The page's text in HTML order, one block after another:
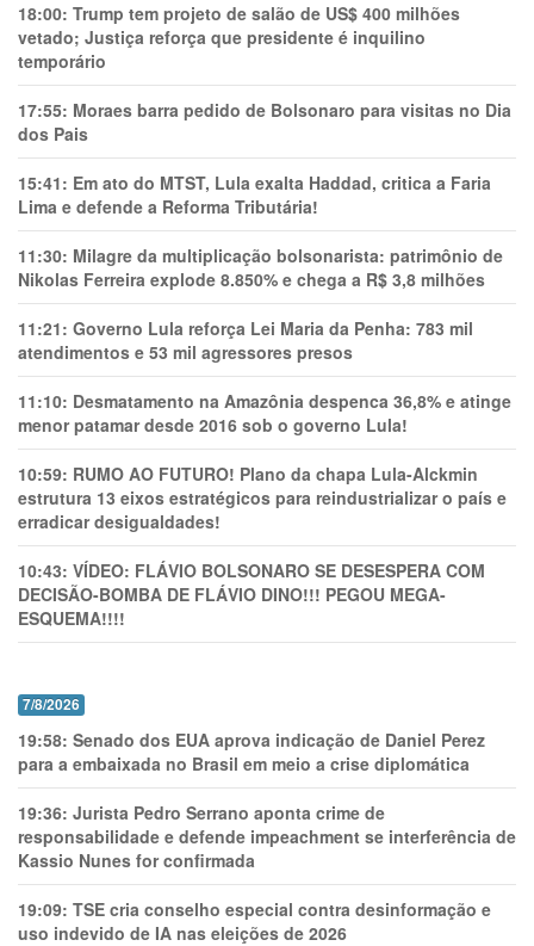
18:00: Trump tem projeto de salão de US$ 400 milhões
vetado; Justiça reforça que presidente é inquilino
temporário
17:55: Moraes barra pedido de Bolsonaro para visitas no Dia
dos Pais
15:41: Em ato do MTST, Lula exalta Haddad, critica a Faria
Lima e defende a Reforma Tributária!
11:30: Milagre da multiplicação bolsonarista: patrimônio de
Nikolas Ferreira explode 8.850% e chega a R$ 3,8 milhões
11:21: Governo Lula reforça Lei Maria da Penha: 783 mil
atendimentos e 53 mil agressores presos
11:10: Desmatamento na Amazônia despenca 36,8% e atinge
menor patamar desde 2016 sob o governo Lula!
10:59: RUMO AO FUTURO! Plano da chapa Lula-Alckmin
estrutura 13 eixos estratégicos para reindustrializar o país e
erradicar desigualdades!
10:43: VÍDEO: FLÁVIO BOLSONARO SE DESESPERA COM
DECISÃO-BOMBA DE FLÁVIO DINO!!! PEGOU MEGA-
ESQUEMA!!!!
7/8/2026
19:58: Senado dos EUA aprova indicação de Daniel Perez
para a embaixada no Brasil em meio a crise diplomática
19:36: Jurista Pedro Serrano aponta crime de
responsabilidade e defende impeachment se interferência de
Kassio Nunes for confirmada
19:09: TSE cria conselho especial contra desinformação e
uso indevido de IA nas eleições de 2026